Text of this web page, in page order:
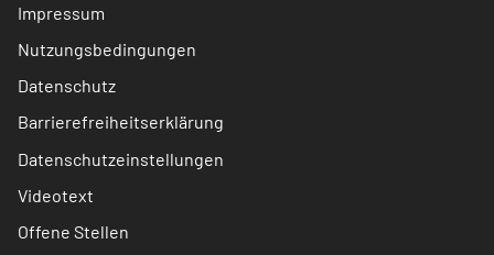
Impressum
Nutzungsbedingungen
Datenschutz
Barrierefreiheitserklärung
Datenschutzeinstellungen
Videotext
Offene Stellen